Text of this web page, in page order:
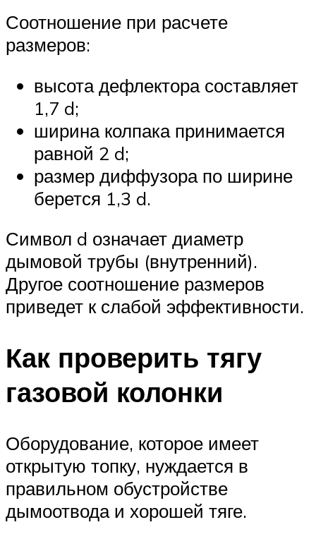
Соотношение при расчете
размеров:
высота дефлектора составляет
1,7 d;
ширина колпака принимается
равной 2 d;
размер диффузора по ширине
берется 1,3 d.
Символ d означает диаметр
дымовой трубы (внутренний).
Другое соотношение размеров
приведет к слабой эффективности.
Как проверить тягу
газовой колонки
Оборудование, которое имеет
открытую топку, нуждается в
правильном обустройстве
дымоотвода и хорошей тяге.